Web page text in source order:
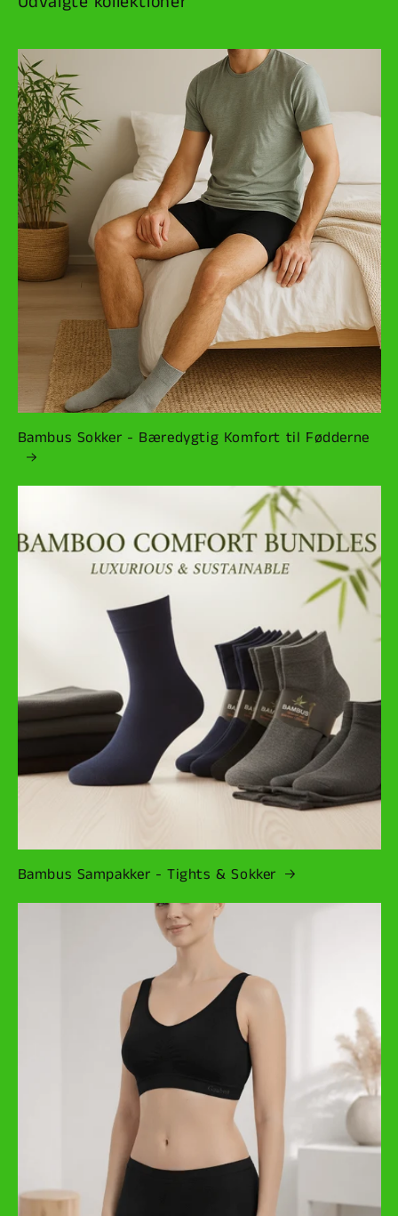
Bambus Sokker - Bæredygtig Komfort til Fødderne
Bambus Sampakker - Tights & Sokker